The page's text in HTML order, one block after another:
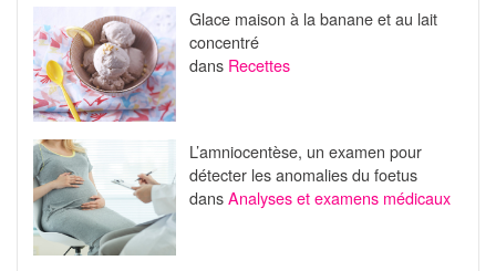
Glace maison à la banane et au lait
concentré
dans Recettes
L’amniocentèse, un examen pour
détecter les anomalies du foetus
dansAnalyses et examens médicaux